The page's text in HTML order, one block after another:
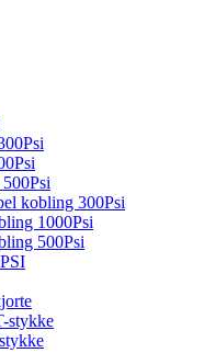
kobling 300Psi
1000Psi
500Psi
stykke